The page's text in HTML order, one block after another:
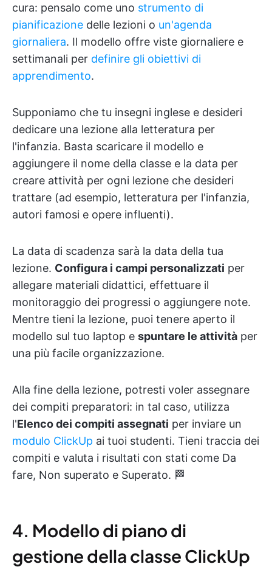
cura: pensalo come uno strumento di
pianificazione delle lezioni o un'agenda
giornaliera. Il modello offre viste giornaliere e
settimanali per definire gli obiettivi di
apprendimento.
Supponiamo che tu insegni inglese e desideri
dedicare una lezione alla letteratura per
l'infanzia. Basta scaricare il modello e
aggiungere il nome della classe e la data per
creare attività per ogni lezione che desideri
trattare (ad esempio, letteratura per l'infanzia,
autori famosi e opere influenti).
La data di scadenza sarà la data della tua
lezione. Configura i campi personalizzati per
allegare materiali didattici, effettuare il
monitoraggio dei progressi o aggiungere note.
Mentre tieni la lezione, puoi tenere aperto il
modello sul tuo laptop e spuntare le attività per
una più facile organizzazione.
Alla fine della lezione, potresti voler assegnare
dei compiti preparatori: in tal caso, utilizza
l'Elenco dei compiti assegnati per inviare un
modulo ClickUp ai tuoi studenti. Tieni traccia dei
compiti e valuta i risultati con stati come Da
fare, Non superato e Superato. 🏁
4. Modello di piano di
gestione della classe ClickUp